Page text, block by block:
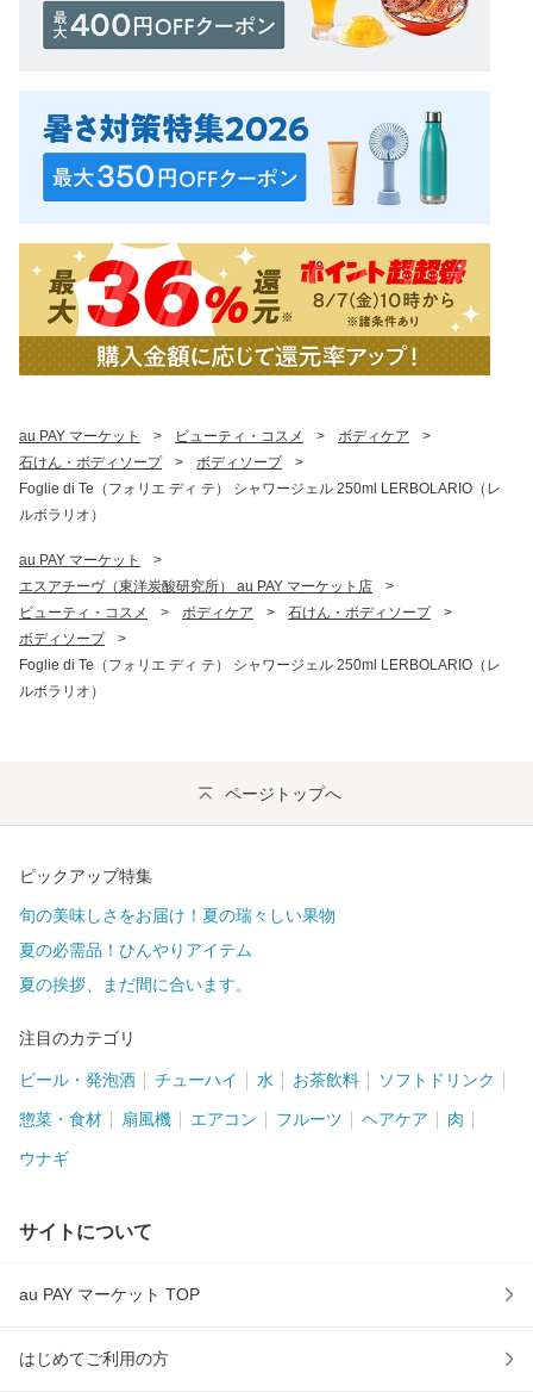
au PAY マーケット > ビューティ・コスメ > ボディケア
>
石けん・ボディソープ
> ボディソープ
>
Foglie di Te（フォリエ ディ テ） シャワージェル 250ml LERBOLARIO（レ
ルボラリオ）
au PAY マーケット
>
エスアチーヴ（東洋炭酸研究所） au PAY マーケット店
>
ビューティ・コスメ
> ボディケア > 石けん・ボディソープ
>
ボディソープ
>
Foglie di Te（フォリエ ディ テ） シャワージェル 250ml LERBOLARIO（レ
ルボラリオ）
ページトップへ
ピックアップ特集
旬の美味しさをお届け！夏の瑞々しい果物
夏の必需品！ひんやりアイテム
夏の挨拶、まだ間に合います。
注目のカテゴリ
ビール・発泡酒 チューハイ 水 お茶飲料 ソフトドリンク
惣菜・食材 扇風機 エアコン フルーツ ヘアケア 肉
ウナギ
サイトについて
au PAY マーケット TOP
はじめてご利用の方